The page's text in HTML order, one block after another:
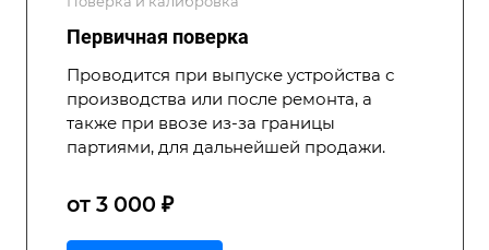
Первичная поверка
Проводится при выпуске устройства с
производства или после ремонта, а
также при ввозе из-за границы
партиями, для дальнейшей продажи.
от 3 000 ₽